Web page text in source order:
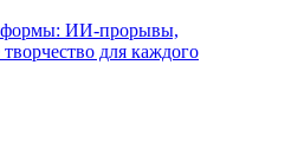
ИИ-прорывы,
для каждого